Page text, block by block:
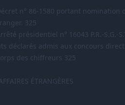
n° 86-1580 portant nomination
325
présidentiel n° 16043 P.R.-S.G.-
déclarés admis aux concours
des chiffreurs 325
ÉTRANGÈRES